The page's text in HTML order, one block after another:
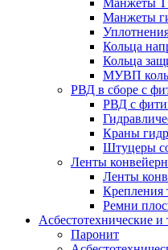
Манжеты
Манжеты
Кольца
Кольца
МУВП
РВД в сборе с
РВД с
Краны
Штуцеры
Ленты
Ленты
Ремни
Асбестотехнические
Паронит